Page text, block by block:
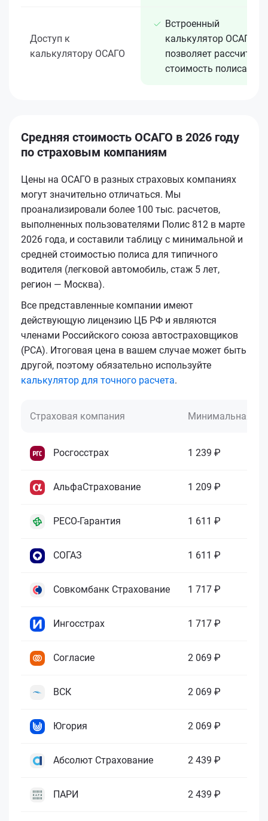
Доступ к
калькулятору ОСАГО
Встроенный
калькулятор ОСАГО
позволяет рассчитать
стоимость полиса
Средняя стоимость ОСАГО в 2026 году
по страховым компаниям
Цены на ОСАГО в разных страховых компаниях
могут значительно отличаться. Мы
проанализировали более 100 тыс. расчетов,
выполненных пользователями Полис 812 в марте
2026 года, и составили таблицу с минимальной и
средней стоимостью полиса для типичного
водителя (легковой автомобиль, стаж 5 лет,
регион — Москва).
Все представленные компании имеют
действующую лицензию ЦБ РФ и являются
членами Российского союза автостраховщиков
(РСА). Итоговая цена в вашем случае может быть
другой, поэтому обязательно используйте
калькулятор для точного расчета.
Страховая компания Минимальная
Росгосстрах 1 239 ₽
АльфаСтрахование 1 209 ₽
РЕСО-Гарантия 1 611 ₽
СОГАЗ 1 611 ₽
Совкомбанк Страхование 1 717 ₽
Ингосстрах 1 717 ₽
Согласие 2 069 ₽
ВСК 2 069 ₽
Югория 2 069 ₽
Абсолют Страхование 2 439 ₽
ПАРИ 2 439 ₽